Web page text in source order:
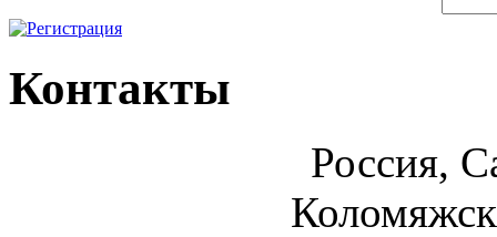
Контакты
Россия,